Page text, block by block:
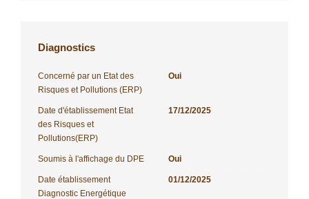
Diagnostics
Concerné par un Etat des
Risques et Pollutions (ERP)
Oui
Date d'établissement Etat
des Risques et
Pollutions(ERP)
17/12/2025
Soumis à l'affichage du DPE Oui
Date établissement
Diagnostic Energétique
01/12/2025